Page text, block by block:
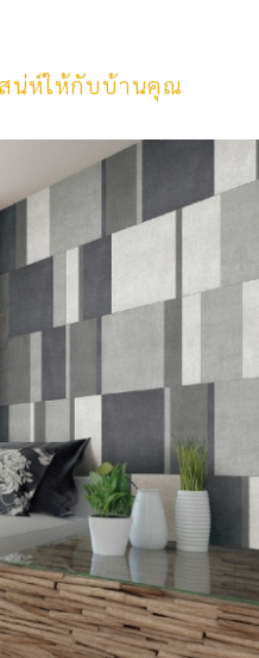
น่ห์ให้กับบ้านคุณ